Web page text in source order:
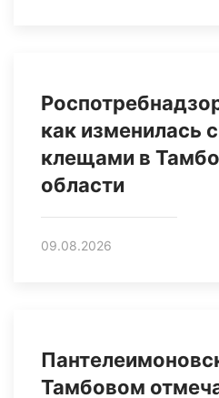
как изменилась
клещами в
области
09.08.2026
Тамбовом